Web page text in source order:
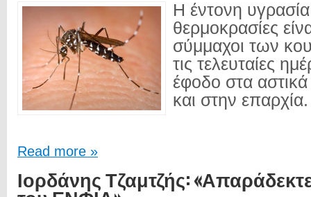
Η έντονη
θερμοκρασίες
σύμμαχοι των
τις τελευταίες
έφοδο στα
και στην
Read more »
Ιορδάνης Τζαμτζής: